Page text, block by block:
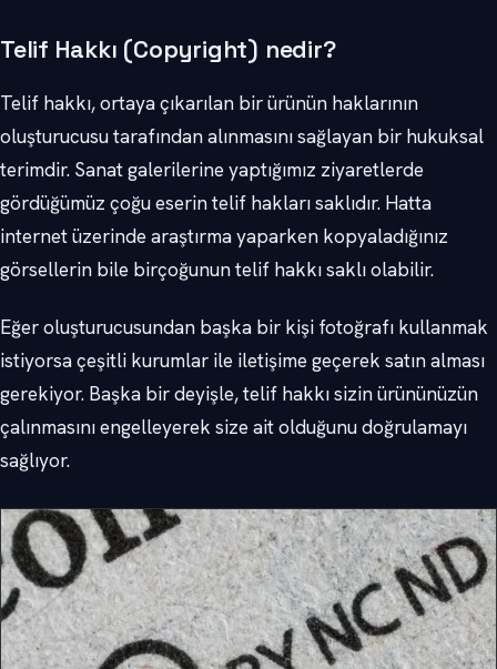
Telif Hakkı (Copyright) nedir?
Telif hakkı, ortaya çıkarılan bir ürünün haklarının
oluşturucusu tarafından alınmasını sağlayan bir hukuksal
terimdir. Sanat galerilerine yaptığımız ziyaretlerde
gördüğümüz çoğu eserin telif hakları saklıdır. Hatta
internet üzerinde araştırma yaparken kopyaladığınız
görsellerin bile birçoğunun telif hakkı saklı olabilir.
Eğer oluşturucusundan başka bir kişi fotoğrafı kullanmak
istiyorsa çeşitli kurumlar ile iletişime geçerek satın alması
gerekiyor. Başka bir deyişle, telif hakkı sizin ürününüzün
çalınmasını engelleyerek size ait olduğunu doğrulamayı
sağlıyor.